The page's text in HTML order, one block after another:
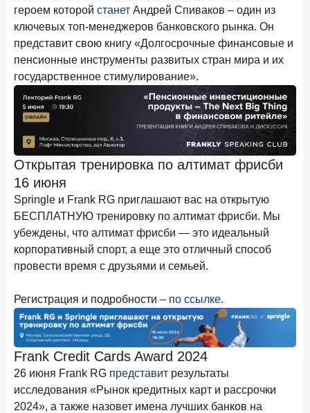
29 декабря 2025 года
Четких целей в 2026-м и качественных «лошадей»!
25 декабря 2025 года ИССЛЕДОВАНИЕ
Ипотека. Итоги ноября 2025 года
24 декабря 2025 года
Страховщики, УК, брокер-маркетплейсы: как новые
игроки меняют рынок инвестиций
19 декабря 2025 года ИССЛЕДОВАНИЕ
В эпоху дуополии маркетплейсов селлеры ищут
18 декабря 2025 года
Ипотека 2025–2026: стресс‑тест высокими ставками и
прогнозы на восстановление
8 декабря 2025 года
составил 1 027 млрд руб.
5 декабря 2025 года
Эмоции, эксклюзив и вовлечение: новая формула
банковской лояльности
Почему опытные инвесторы в России чувствуют себя
героем которой станет Андрей Спиваков – один из
ключевых топ-менеджеров банковского рынка. Он
представит свою книгу «Долгосрочные финансовые и
пенсионные инструменты развитых стран мира и их
государственное стимулирование».
Открытая тренировка по алтимат фрисби
16 июня
Springle и Frank RG приглашают вас на открытую
БЕСПЛАТНУЮ тренировку по алтимат фрисби. Мы
убеждены, что алтимат фрисби — это идеальный
корпоративный спорт, а еще это отличный способ
провести время с друзьями и семьей.
Регистрация и подробности – по ссылке.
Frank Credit Cards Award 2024
26 июня Frank RG представит результаты
исследования «Рынок кредитных карт и рассрочки
2024», а также назовет имена лучших банков на